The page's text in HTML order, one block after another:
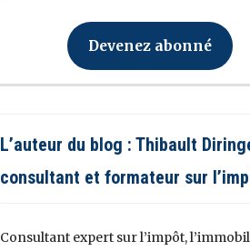
Devenez abonné
L’auteur du blog : Thibault
consultant et formateur sur
Consultant expert sur l’impôt,